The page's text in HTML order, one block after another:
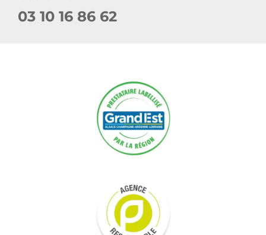
03 10 16 86 62